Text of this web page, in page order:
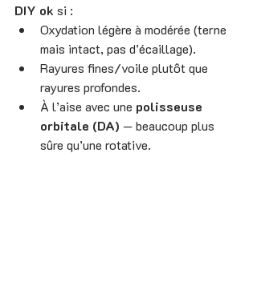
DIY ok si :
Oxydation légère à modérée (terne
mais intact, pas d’écaillage).
Rayures fines/voile plutôt que
rayures profondes.
À l’aise avec une polisseuse
orbitale (DA) — beaucoup plus
sûre qu’une rotative.